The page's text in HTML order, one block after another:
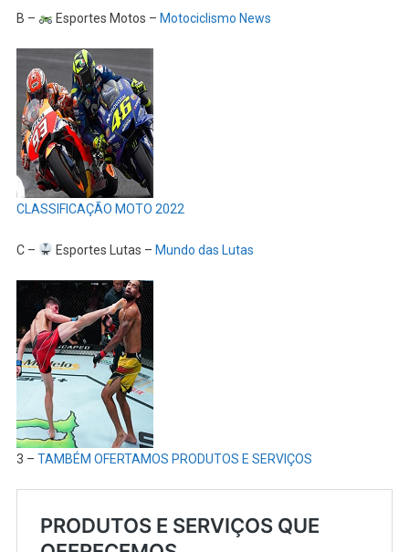
B – Esportes Motos – Motociclismo News
CLASSIFICAÇÃO MOTO 2022
C – Esportes Lutas – Mundo das Lutas
3 – TAMBÉM OFERTAMOS PRODUTOS E SERVIÇOS